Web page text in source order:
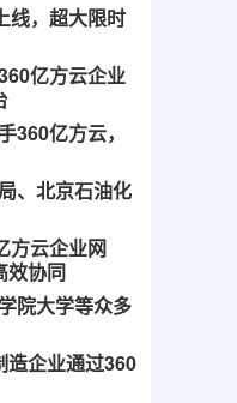
线，超大限时
亿方云企业
360亿方云，
、北京石油化
方云企业网
效协同
院大学等众多
造企业通过360